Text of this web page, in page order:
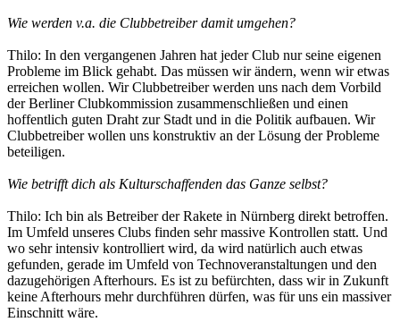
Wie werden v.a. die Clubbetreiber damit umgehen?
Thilo: In den vergangenen Jahren hat jeder Club nur seine eigenen
Probleme im Blick gehabt. Das müssen wir ändern, wenn wir etwas
erreichen wollen. Wir Clubbetreiber werden uns nach dem Vorbild
der Berliner Clubkommission zusammenschließen und einen
hoffentlich guten Draht zur Stadt und in die Politik aufbauen. Wir
Clubbetreiber wollen uns konstruktiv an der Lösung der Probleme
beteiligen.
Wie betrifft dich als Kulturschaffenden das Ganze selbst?
Thilo: Ich bin als Betreiber der Rakete in Nürnberg direkt betroffen.
Im Umfeld unseres Clubs finden sehr massive Kontrollen statt. Und
wo sehr intensiv kontrolliert wird, da wird natürlich auch etwas
gefunden, gerade im Umfeld von Technoveranstaltungen und den
dazugehörigen Afterhours. Es ist zu befürchten, dass wir in Zukunft
keine Afterhours mehr durchführen dürfen, was für uns ein massiver
Einschnitt wäre.